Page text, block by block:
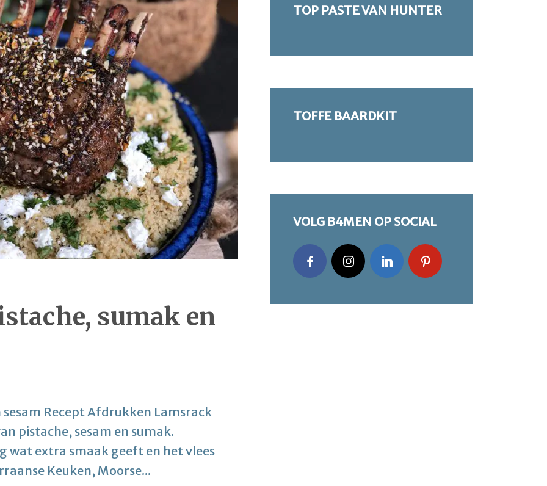
sumak en
Recept Afdrukken Lamsrack
pistache, sesam en sumak.
wat extra smaak geeft en het vlees
Keuken, Moorse...
TOP PASTE VAN HUNTER
TOFFE BAARDKIT
VOLG B4MEN OP SOCIAL